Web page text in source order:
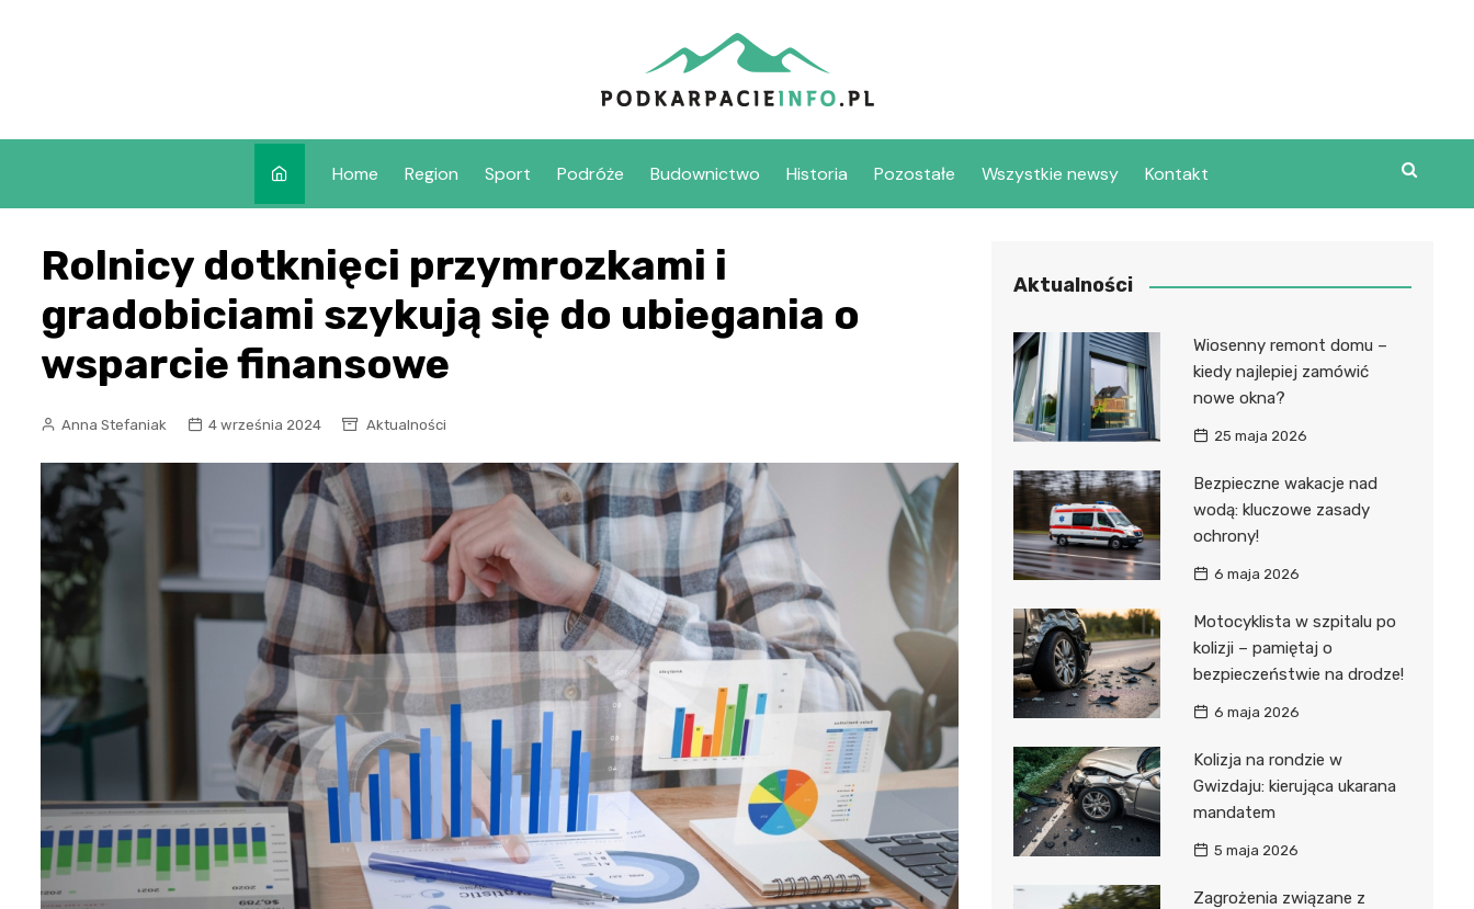
Home Region Sport Podróże Budownictwo Historia Pozostałe Wszystkie newsy Kontakt
Rolnicy dotknięci przymrozkami i
gradobiciami szykują się do ubiegania o
wsparcie finansowe
Anna Stefaniak 4 września 2024 Aktualności
Aktualności
Wiosenny remont domu –
kiedy najlepiej zamówić
nowe okna?
25 maja 2026
Bezpieczne wakacje nad
wodą: kluczowe zasady
ochrony!
6 maja 2026
Motocyklista w szpitalu po
kolizji – pamiętaj o
bezpieczeństwie na drodze!
6 maja 2026
Kolizja na rondzie w
Gwizdaju: kierująca ukarana
mandatem
5 maja 2026
Zagrożenia związane z